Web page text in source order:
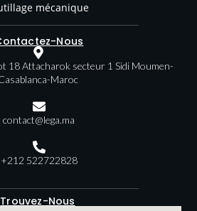
mécanique
Nous
18 Attacharok secteur 1 Sidi Moumen-
Maroc
contact@lega.ma
+212 522722828
Trouvez-Nous